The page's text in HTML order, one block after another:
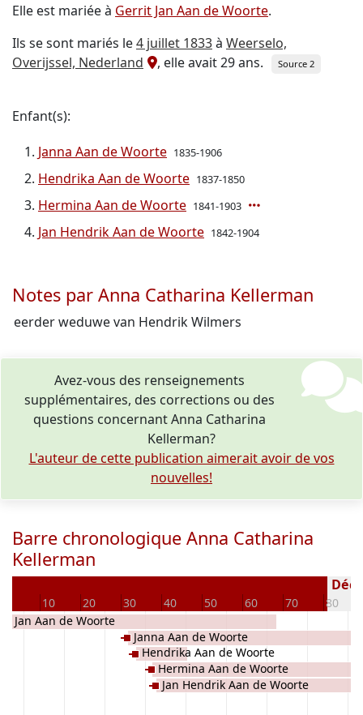
Elle est mariée à Gerrit Jan Aan de Woorte.
Ils se sont mariés le4 juillet 1833à Weerselo,
Overijssel, Nederland
, elle avait 29 ans. Source 2
Enfant(s):
Janna Aan de Woorte 1835-1906
Hendrika Aan de Woorte 1837-1850
Hermina Aan de Woorte 1841-1903
Jan Hendrik Aan de Woorte 1842-1904
Notes par Anna Catharina Kellerman
eerder weduwe van Hendrik Wilmers
Avez-vous des renseignements
supplémentaires, des corrections ou des
questions concernant Anna Catharina
Kellerman?
L'auteur de cette publication aimerait avoir de vos
nouvelles!
Barre chronologique Anna Catharina
Kellerman
10 20 30 40 50 60 70 80
Jan Aan de Woorte
Janna Aan de Woorte
Hendrika Aan de Woorte
Hermina Aan de Woorte
Jan Hendrik Aan de Woorte